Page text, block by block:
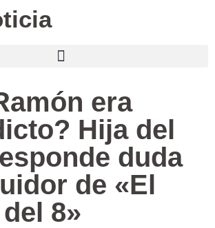
era
Hija del
duda
de «El
8»